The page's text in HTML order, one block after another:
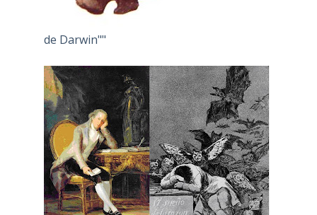
de Darwin""